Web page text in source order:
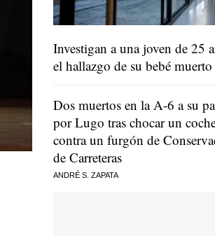
Investigan a una joven de 25
el hallazgo de su bebé
Dos muertos en la A-6 a su
por Lugo tras chocar un
contra un furgón de
de Carreteras
ANDRÉ S. ZAPATA